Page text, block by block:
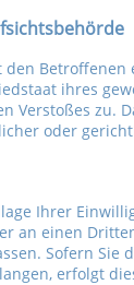
den
ihres
Verstoßes zu.
oder
Ihrer
an einen
Sofern Sie
erfolgt